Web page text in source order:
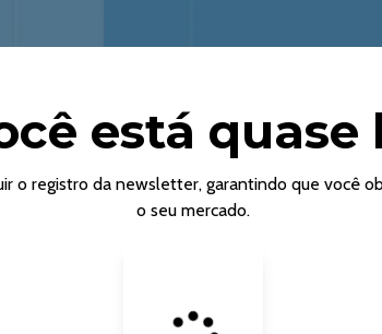
está quase
o registro da newsletter, garantindo que você
o seu mercado.